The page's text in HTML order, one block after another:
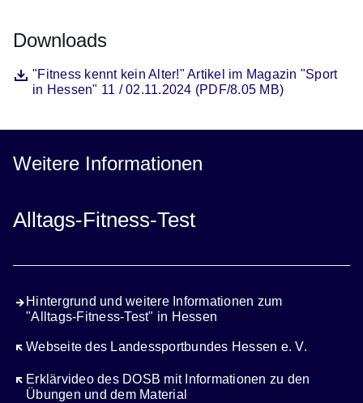
Downloads
Datei"Fitness kennt kein Alter!" Artikel im Magazin "Sport
in Hessen" 11 / 02.11.2024 (PDF/8.05 MB)
Öffnet sich in einem neuen Fenster
Weitere Informationen
Alltags-Fitness-Test
Hintergrund und weitere Informationen zum
"Alltags-Fitness-Test" in Hessen
Webseite des Landessportbundes Hessen e. V.
Öffnet sich in einem neuen Fenster
Erklärvideo des DOSB mit Informationen zu den
Übungen und dem Material
Öffnet sich in einem neuen Fenster